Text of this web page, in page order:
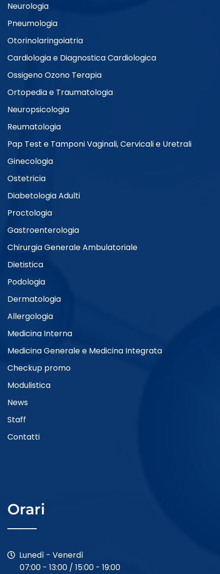
Neurologia
Pneumologia
Otorinolaringoiatria
Cardiologia e Diagnostica Cardiologica
Ossigeno Ozono Terapia
Ortopedia e Traumatologia
Neuropsicologia
Reumatologia
Pap Test e Tamponi Vaginali, Cervicali e Uretrali
Ginecologia
Ostetricia
Diabetologia Adulti
Proctologia
Gastroenterologia
Chirurgia Generale Ambulatoriale
Dietistica
Podologia
Dermatologia
Allergologia
Medicina Interna
Medicina Generale e Medicina Integrata
Checkup promo
Modulistica
News
Staff
Contatti
Orari
Lunedì - Venerdì
07:00 - 13:00 / 15:00 - 19:00